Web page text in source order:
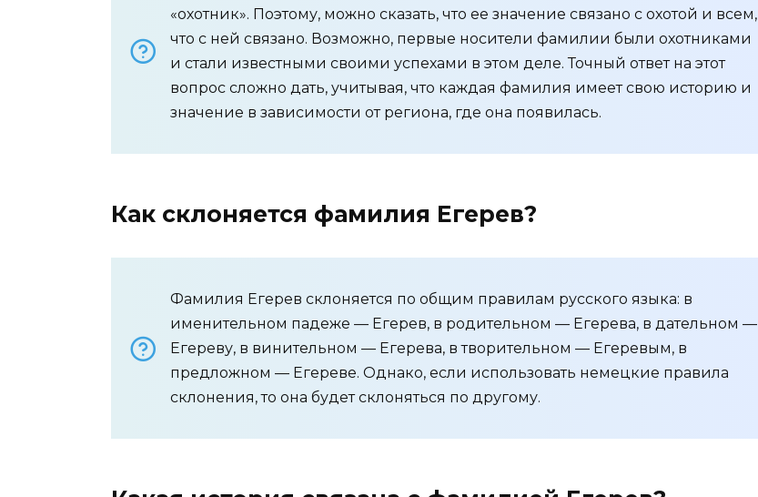
«охотник». Поэтому, можно сказать, что ее значение связано с охотой и всем,
что с ней связано. Возможно, первые носители фамилии были охотниками
и стали известными своими успехами в этом деле. Точный ответ на этот
вопрос сложно дать, учитывая, что каждая фамилия имеет свою историю и
значение в зависимости от региона, где она появилась.
Как склоняется фамилия Егерев?
Фамилия Егерев склоняется по общим правилам русского языка: в
именительном падеже — Егерев, в родительном — Егерева, в дательном —
Егереву, в винительном — Егерева, в творительном — Егеревым, в
предложном — Егереве. Однако, если использовать немецкие правила
склонения, то она будет склоняться по другому.